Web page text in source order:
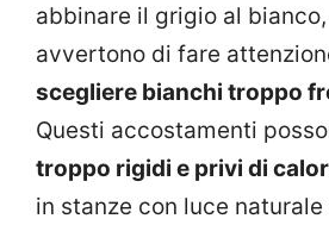
abbinare il grigio al
avvertono di fare
scegliere bianchi troppo
Questi accostamenti
troppo rigidi e privi di
in stanze con luce